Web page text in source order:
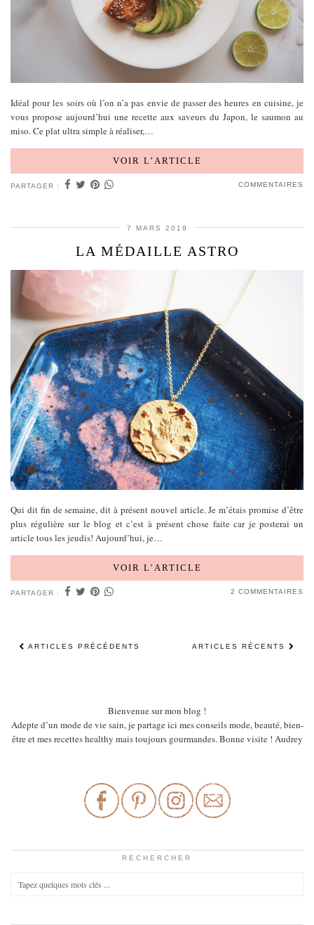
Idéal pour les soirs où l’on n’a pas envie de passer des heures en cuisine, je
vous propose aujourd’hui une recette aux saveurs du Japon, le saumon au
miso. Ce plat ultra simple à réaliser,…
VOIR L’ARTICLE
PARTAGER : COMMENTAIRES
7 MARS 2019
LA MÉDAILLE ASTRO
Qui dit fin de semaine, dit à présent nouvel article. Je m’étais promise d’être
plus régulière sur le blog et c’est à présent chose faite car je posterai un
article tous les jeudis! Aujourd’hui, je…
VOIR L’ARTICLE
PARTAGER : 2 COMMENTAIRES
ARTICLES PRÉCÉDENTS ARTICLES RÉCENTS
Bienvenue sur mon blog !
Adepte d’un mode de vie sain, je partage ici mes conseils mode, beauté, bien-
être et mes recettes healthy mais toujours gourmandes. Bonne visite ! Audrey
RECHERCHER